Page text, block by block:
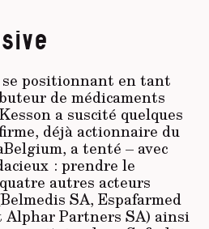
se positionnant en tant
de médicaments
a suscité quel­ques
déjà actionnaire du
a tenté – avec
: prendre le
autres acteurs
SA, Espafarmed
Alphar Partners SA) ainsi